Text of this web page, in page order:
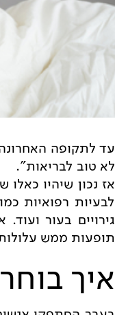
עד לתקופה
לא טוב לבריאות".
אז נכון שיהיו
לבעיות רפואיות
גירויים בעור
תופעות ממש
איך